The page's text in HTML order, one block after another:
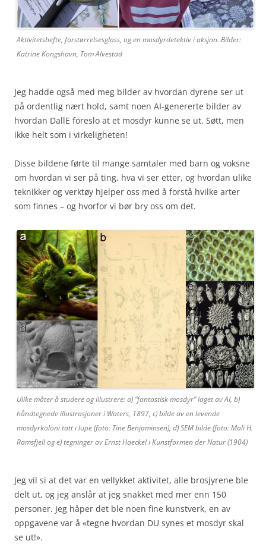
Aktivitetshefte, forstørrelsesglass, og en mosdyrdetektiv i aksjon. Bilder:
Katrine Kongshavn, Tom Alvestad
Jeg hadde også med meg bilder av hvordan dyrene ser ut
på ordentlig nært hold, samt noen AI-genererte bilder av
hvordan DallE foreslo at et mosdyr kunne se ut. Søtt, men
ikke helt som i virkeligheten!
Disse bildene førte til mange samtaler med barn og voksne
om hvordan vi ser på ting, hva vi ser etter, og hvordan ulike
teknikker og verktøy hjelper oss med å forstå hvilke arter
som finnes – og hvorfor vi bør bry oss om det.
Ulike måter å studere og illustrere: a) “fantastisk mosdyr” laget av AI, b)
håndtegnede illustrasjoner i Waters, 1897, c) bilde av en levende
mosdyrkoloni tatt i lupe (foto: Tine Benjaminsen), d) SEM bilde (foto: Mali H.
Ramsfjell og e) tegninger av Ernst Haeckel i Kunstformen der Natur (1904)
Jeg vil si at det var en vellykket aktivitet, alle brosjyrene ble
delt ut, og jeg anslår at jeg snakket med mer enn 150
personer. Jeg håper det ble noen fine kunstverk, en av
oppgavene var å «tegne hvordan DU synes et mosdyr skal
se ut!».